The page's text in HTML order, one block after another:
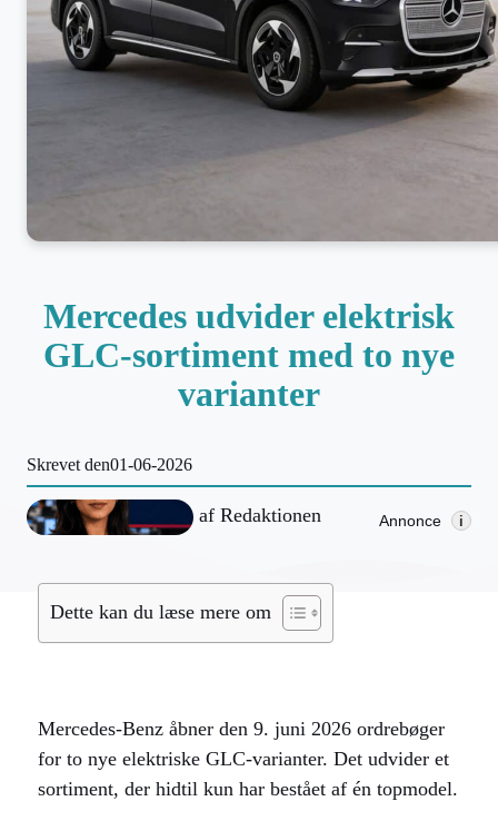
Mercedes udvider elektrisk
GLC-sortiment med to nye
varianter
Skrevet den01-06-2026
af Redaktionen Annonce i
Dette kan du læse mere om
Mercedes-Benz åbner den 9. juni 2026 ordrebøger
for to nye elektriske GLC-varianter. Det udvider et
sortiment, der hidtil kun har bestået af én topmodel.